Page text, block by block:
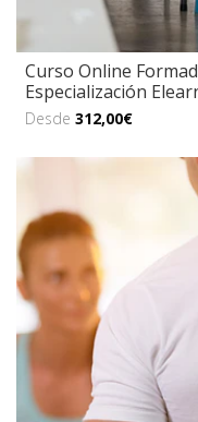
Curso Online
Especialización
Desde 312,00€